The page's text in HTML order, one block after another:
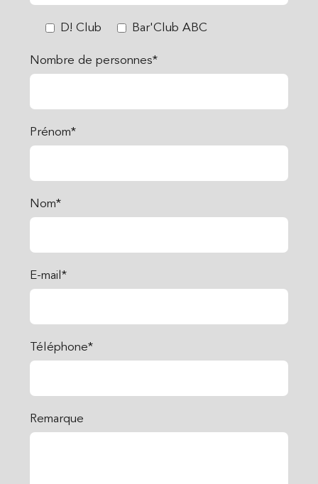
D! Club Bar'Club ABC
Nombre de personnes*
Prénom*
Nom*
E-mail*
Téléphone*
Remarque